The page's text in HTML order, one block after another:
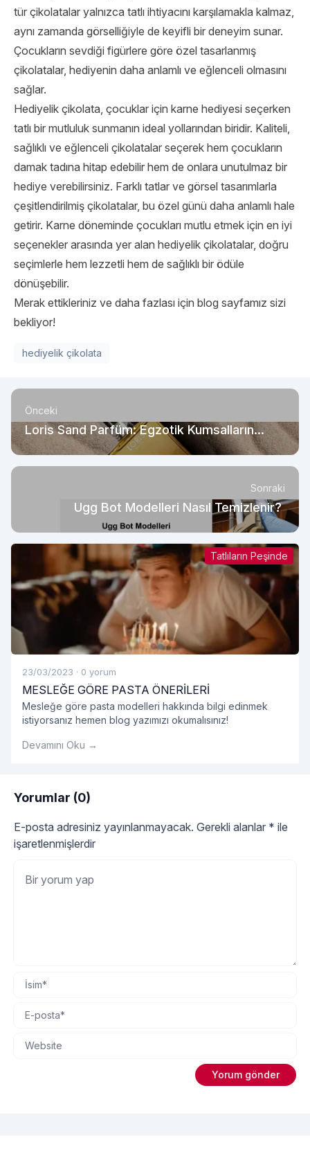
tür çikolatalar yalnızca tatlı ihtiyacını karşılamakla kalmaz,
aynı zamanda görselliğiyle de keyifli bir deneyim sunar.
Çocukların sevdiği figürlere göre özel tasarlanmış
çikolatalar, hediyenin daha anlamlı ve eğlenceli olmasını
sağlar.
Hediyelik çikolata, çocuklar için karne hediyesi seçerken
tatlı bir mutluluk sunmanın ideal yollarından biridir. Kaliteli,
sağlıklı ve eğlenceli çikolatalar seçerek hem çocukların
damak tadına hitap edebilir hem de onlara unutulmaz bir
hediye verebilirsiniz. Farklı tatlar ve görsel tasarımlarla
çeşitlendirilmiş çikolatalar, bu özel günü daha anlamlı hale
getirir. Karne döneminde çocukları mutlu etmek için en iyi
seçenekler arasında yer alan hediyelik çikolatalar, doğru
seçimlerle hem lezzetli hem de sağlıklı bir ödüle
dönüşebilir.
Merak ettikleriniz ve daha fazlası için blog sayfamız sizi
bekliyor!
hediyelik çikolata
Önceki
Loris Sand Parfüm: Egzotik Kumsalların
Esintisi
Sonraki
Ugg Bot Modelleri Nasıl Temizlenir?
Tatlıların Peşinde
23/03/2023 · 0 yorum
MESLEĞE GÖRE PASTA ÖNERİLERİ
Mesleğe göre pasta modelleri hakkında bilgi edinmek
istiyorsanız hemen blog yazımızı okumalısınız!
Devamını Oku →
Yorumlar (0)
E-posta adresiniz yayınlanmayacak. Gerekli alanlar * ile
işaretlenmişlerdir